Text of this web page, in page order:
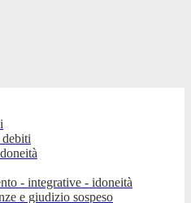
debiti
- integrative - idoneità
e giudizio sospeso